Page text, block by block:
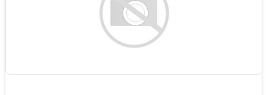
__________________________________ Данный размер и цена:
2,5х5,0 Цена 135,000 р/шт. Возможны и другие размеры, и
изделия, смотрите наши другие объявления или позвоните нам.
. Доставляем по городу и области Находимся в Иркутске
Собственное производство